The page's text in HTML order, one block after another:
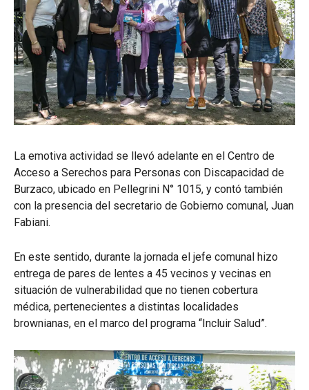
La emotiva actividad se llevó adelante en el Centro de
Acceso a Serechos para Personas con Discapacidad de
Burzaco, ubicado en Pellegrini N° 1015, y contó también
con la presencia del secretario de Gobierno comunal, Juan
Fabiani.
En este sentido, durante la jornada el jefe comunal hizo
entrega de pares de lentes a 45 vecinos y vecinas en
situación de vulnerabilidad que no tienen cobertura
médica, pertenecientes a distintas localidades
brownianas, en el marco del programa “Incluir Salud”.